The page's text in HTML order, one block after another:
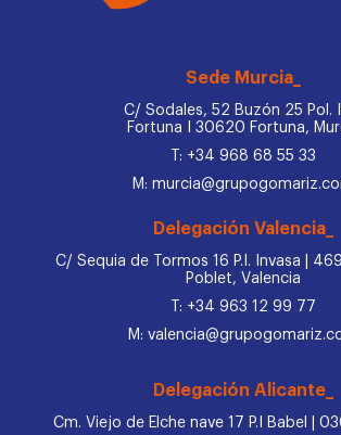
Sede Murcia_
C/ Sodales, 52 Buzón 25 Pol.
Fortuna I 30620 Fortuna,
T: +34 968 68 55 33
M:
Delegación Valencia_
C/ Sequia de Tormos 16 P.I. Invasa |
Poblet, Valencia
T: +34 963 12 99 77
M:
Delegación Alicante_
Cm. Viejo de Elche nave 17 P.I Babel |